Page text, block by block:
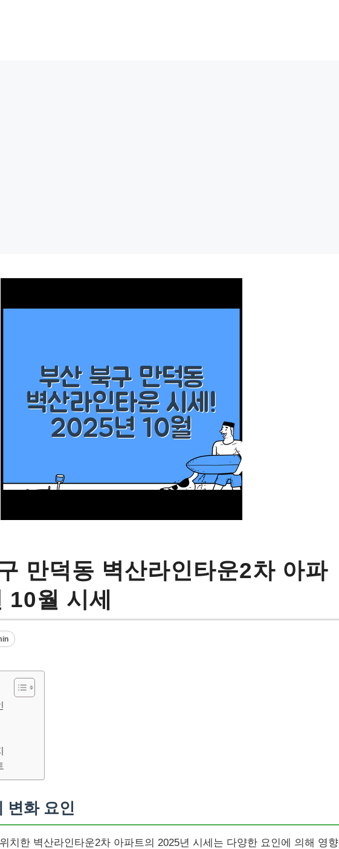
만덕동 벽산라인타운2차 아파
월 시세
변화 요인
치한 벽산라인타운2차 아파트의 2025년 시세는 다양한 요인에 의해 영향